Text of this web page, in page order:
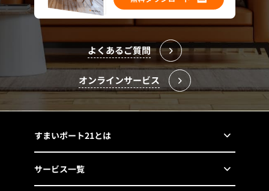
よくあるご質問
オンラインサービス
すまいポート21とは
サービス一覧